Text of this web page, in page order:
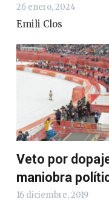
26 enero, 2024
Emili Clos
Veto por
maniobra
16 diciembre, 2019